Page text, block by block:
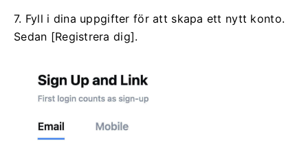
7. Fyll i dina uppgifter för att skapa ett nytt konto.
Sedan [Registrera dig].